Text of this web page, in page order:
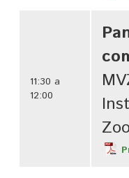
11:30 a
12:00